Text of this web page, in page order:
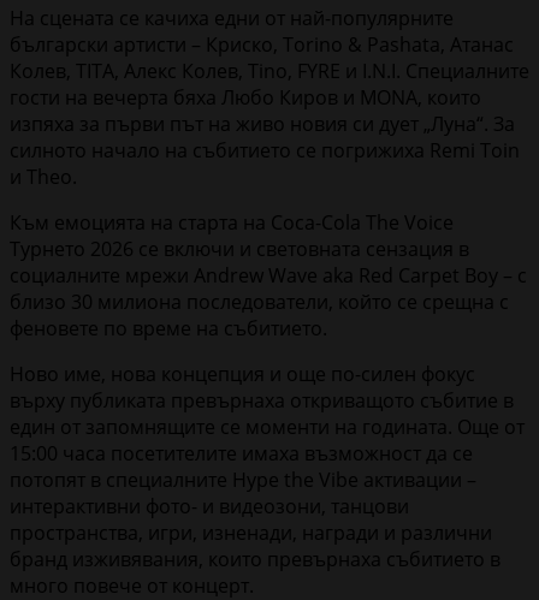
На сцената се качиха едни от най-популярните
български артисти – Криско, Torino & Pashata, Атанас
Колев, TITA, Алекс Колев, Tino, FYRE и I.N.I. Специалните
гости на вечерта бяха Любо Киров и MONA, които
изпяха за първи път на живо новия си дует „Луна“. За
силното начало на събитието се погрижиха Remi Toin
и Theo.
Към емоцията на старта на Coca-Cola The Voice
Турнето 2026 се включи и световната сензация в
социалните мрежи Andrew Wave aka Red Carpet Boy – с
близо 30 милиона последователи, който се срещна с
феновете по време на събитието.
Ново име, нова концепция и още по-силен фокус
върху публиката превърнаха откриващото събитие в
един от запомнящите се моменти на годината. Още от
15:00 часа посетителите имаха възможност да се
потопят в специалните Hype the Vibe активации –
интерактивни фото- и видеозони, танцови
пространства, игри, изненади, награди и различни
бранд изживявания, които превърнаха събитието в
много повече от концерт.